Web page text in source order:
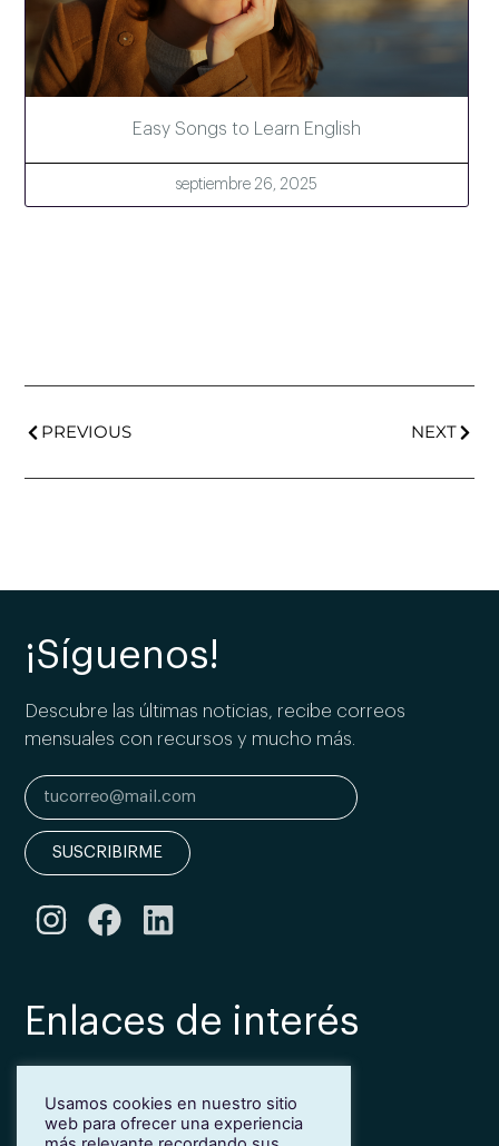
Easy Songs to Learn English
septiembre 26, 2025
PREVIOUS NEXT
¡Síguenos!
Descubre las últimas noticias, recibe correos
mensuales con recursos y mucho más.
SUSCRIBIRME
Enlaces de interés
Inmersión lingüística de inglés en Girona
Más idiomas para empresas
Usamos cookies en nuestro sitio
web para ofrecer una experiencia